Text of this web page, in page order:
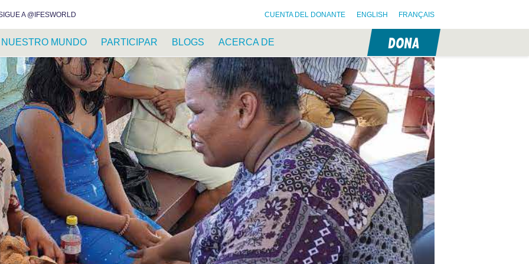
A @IFESWORLD CUENTA DEL DONANTE ENGLISH FRANÇAIS
NUESTRO MUNDO PARTICIPAR BLOGS ACERCA DE DONA